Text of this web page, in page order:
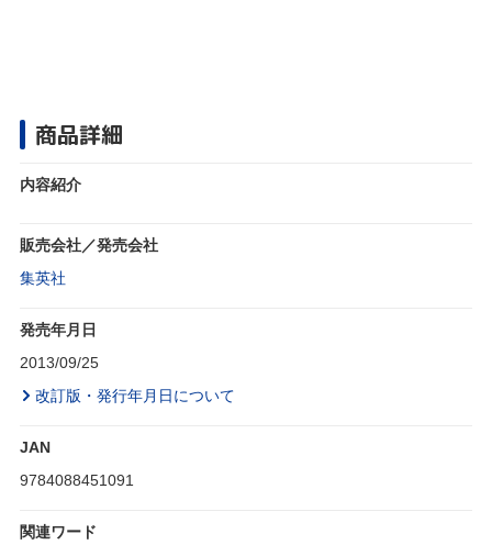
商品詳細
内容紹介
販売会社／発売会社
集英社
発売年月日
2013/09/25
改訂版・発行年月日について
JAN
9784088451091
関連ワード